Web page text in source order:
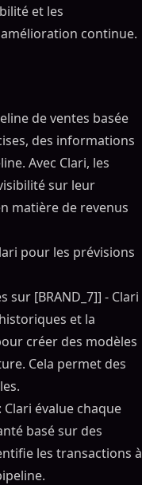
et les
continue.
de ventes basée
des informations
Avec Clari, les
sur leur
matière de revenus
pour les prévisions
sur [BRAND_7]] - Clari
et la
créer des modèles
Cela permet des
évalue chaque
basé sur des
les transactions à